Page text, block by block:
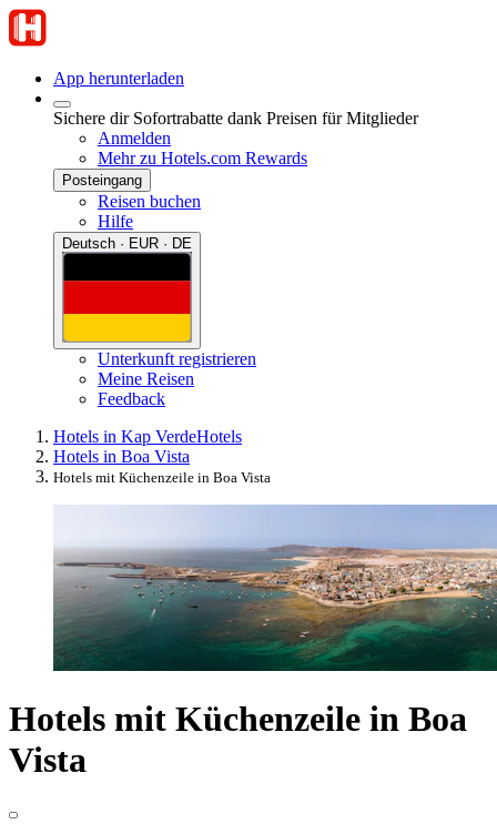
App herunterladen
Sichere dir Sofortrabatte dank Preisen für Mitglieder
Anmelden
Mehr zu Hotels.com Rewards
Posteingang
Reisen buchen
Hilfe
Deutsch · EUR · DE
Unterkunft registrieren
Meine Reisen
Feedback
Hotels in Kap VerdeHotels
Hotels in Boa Vista
Hotels mit Küchenzeile in Boa Vista
Hotels mit Küchenzeile in Boa
Vista